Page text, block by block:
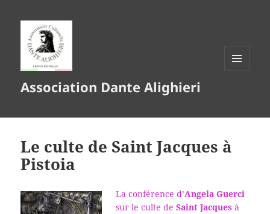
Association Dante Alighieri
Le culte de Saint Jacques à
Pistoia
La conférence d’Angela Guerci
sur le culte de Saint Jacquesà